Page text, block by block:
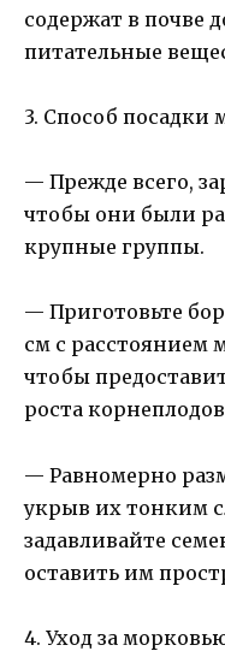
содержат в почве
питательные
3. Способ посадки
— Прежде всего,
чтобы они были
крупные группы.
— Приготовьте
см с расстоянием
чтобы
роста
— Равномерно
укрыв их тонким
задавливайте
оставить им
4. Уход за